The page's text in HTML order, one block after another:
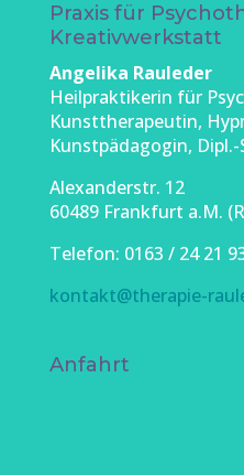
Praxis für
Kreativwerkstatt
Angelika Rauleder
Heilpraktikerin für
Kunsttherapeutin,
Kunstpädagogin,
Alexanderstr. 12
60489 Frankfurt a.M.
Telefon: 0163 / 24 21
kontakt@therapie-
Anfahrt